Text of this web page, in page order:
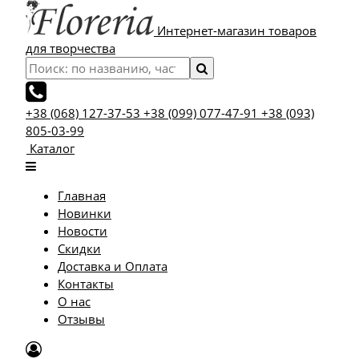
Интернет-магазин товаров
для творчества
+38 (068) 127-37-53 +38 (099) 077-47-91 +38 (093)
805-03-99
Каталог
Главная
Новинки
Новости
Скидки
Доставка и Оплата
Контакты
О нас
Отзывы